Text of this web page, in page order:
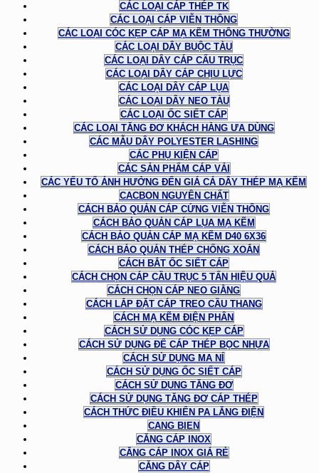
CÁC LOẠI CÁP THÉP TK
CÁC LOẠI CÁP VIỄN THÔNG
CÁC LOẠI CÓC KẸP CÁP MẠ KẼM THÔNG THƯỜNG
CÁC LOẠI DÂY BUỘC TÀU
CÁC LOẠI DÂY CÁP CẨU TRỤC
CÁC LOẠI DÂY CÁP CHỊU LỰC
CÁC LOẠI DÂY CÁP LỤA
CÁC LOẠI DÂY NEO TÀU
CÁC LOẠI ỐC SIẾT CÁP
CÁC LOẠI TĂNG ĐƠ KHÁCH HÀNG ƯA DÙNG
CÁC MẪU DÂY POLYESTER LASHING
CÁC PHỤ KIỆN CÁP
CÁC SẢN PHẨM CÁP VẢI
CÁC YẾU TỐ ẢNH HƯỞNG ĐẾN GIÁ CẢ DÂY THÉP MẠ KẼM
CACBON NGUYÊN CHẤT
CÁCH BẢO QUẢN CÁP CỨNG VIỄN THÔNG
CÁCH BẢO QUẢN CÁP LỤA MẠ KẼM
CÁCH BẢO QUẢN CÁP MẠ KẼM D40 6X36
CÁCH BẢO QUẢN THÉP CHỐNG XOẮN
CÁCH BẮT ỐC SIẾT CÁP
CÁCH CHỌN CÁP CẦU TRỤC 5 TẤN HIỆU QUẢ
CÁCH CHỌN CÁP NEO GIẰNG
CÁCH LẮP ĐẶT CÁP TREO CẦU THANG
CÁCH MẠ KẼM ĐIỆN PHÂN
CÁCH SỬ DỤNG CÓC KẸP CÁP
CÁCH SỬ DỤNG ĐỂ CÁP THÉP BỌC NHỰA
CÁCH SỬ DỤNG MA NÍ
CÁCH SỬ DỤNG ỐC SIẾT CÁP
CÁCH SỬ DỤNG TĂNG ĐƠ
CÁCH SỬ DỤNG TĂNG ĐƠ CÁP THÉP
CÁCH THỨC ĐIỀU KHIỂN PA LĂNG ĐIỆN
CANG BIEN
CĂNG CÁP INOX
CĂNG CÁP INOX GIÁ RẺ
CĂNG DÂY CÁP